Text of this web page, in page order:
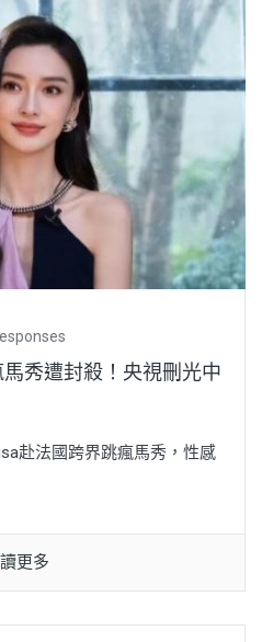
秀遭封殺！央視刪光中
赴法國跨界跳瘋馬秀，性感
更多